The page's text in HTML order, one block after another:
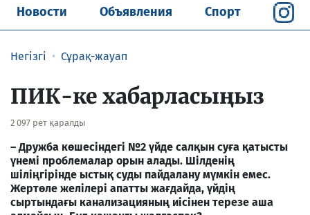
Новости Объявления Спорт
Негізгі Сұрақ-жауап
ПИК-ке хабарласыңыз
2 097 рет қаралды
– Дружба көшесіндегі №2 үйде салқын суға қатысты
үнемі проблемалар орын алады. Шілденің
шіліңгірінде ыстық суды пайдалану мүмкін емес.
Жертөле желілері апатты жағдайда, үйдің
сыртындағы канализацияның иісінен терезе аша